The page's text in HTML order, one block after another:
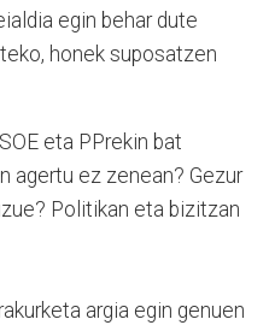
egin behar dute
honek suposatzen
eta PPrekin bat
agertu ez zenean? Gezur
Politikan eta bizitzan
argia egin genuen